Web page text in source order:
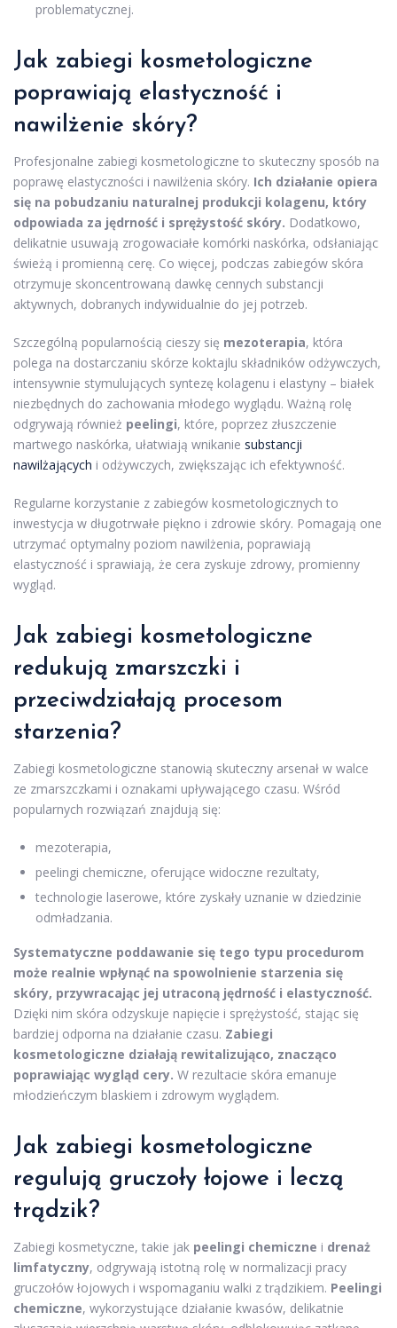
problematycznej.
Jak zabiegi kosmetologiczne
poprawiają elastyczność i
nawilżenie skóry?
Profesjonalne zabiegi kosmetologiczne to skuteczny sposób na
poprawę elastyczności i nawilżenia skóry. Ich działanie opiera
się na pobudzaniu naturalnej produkcji kolagenu, który
odpowiada za jędrność i sprężystość skóry. Dodatkowo,
delikatnie usuwają zrogowaciałe komórki naskórka, odsłaniając
świeżą i promienną cerę. Co więcej, podczas zabiegów skóra
otrzymuje skoncentrowaną dawkę cennych substancji
aktywnych, dobranych indywidualnie do jej potrzeb.
Szczególną popularnością cieszy się mezoterapia, która
polega na dostarczaniu skórze koktajlu składników odżywczych,
intensywnie stymulujących syntezę kolagenu i elastyny – białek
niezbędnych do zachowania młodego wyglądu. Ważną rolę
odgrywają również peelingi, które, poprzez złuszczenie
martwego naskórka, ułatwiają wnikanie substancji
nawilżających i odżywczych, zwiększając ich efektywność.
Regularne korzystanie z zabiegów kosmetologicznych to
inwestycja w długotrwałe piękno i zdrowie skóry. Pomagają one
utrzymać optymalny poziom nawilżenia, poprawiają
elastyczność i sprawiają, że cera zyskuje zdrowy, promienny
wygląd.
Jak zabiegi kosmetologiczne
redukują zmarszczki i
przeciwdziałają procesom
starzenia?
Zabiegi kosmetologiczne stanowią skuteczny arsenał w walce
ze zmarszczkami i oznakami upływającego czasu. Wśród
popularnych rozwiązań znajdują się:
mezoterapia,
peelingi chemiczne, oferujące widoczne rezultaty,
technologie laserowe, które zyskały uznanie w dziedzinie
odmładzania.
Systematyczne poddawanie się tego typu procedurom
może realnie wpłynąć na spowolnienie starzenia się
skóry, przywracając jej utraconą jędrność i elastyczność.
Dzięki nim skóra odzyskuje napięcie i sprężystość, stając się
bardziej odporna na działanie czasu. Zabiegi
kosmetologiczne działają rewitalizująco, znacząco
poprawiając wygląd cery. W rezultacie skóra emanuje
młodzieńczym blaskiem i zdrowym wyglądem.
Jak zabiegi kosmetologiczne
regulują gruczoły łojowe i leczą
trądzik?
Zabiegi kosmetyczne, takie jak peelingi chemiczne i drenaż
limfatyczny, odgrywają istotną rolę w normalizacji pracy
gruczołów łojowych i wspomaganiu walki z trądzikiem. Peelingi
chemiczne, wykorzystujące działanie kwasów, delikatnie